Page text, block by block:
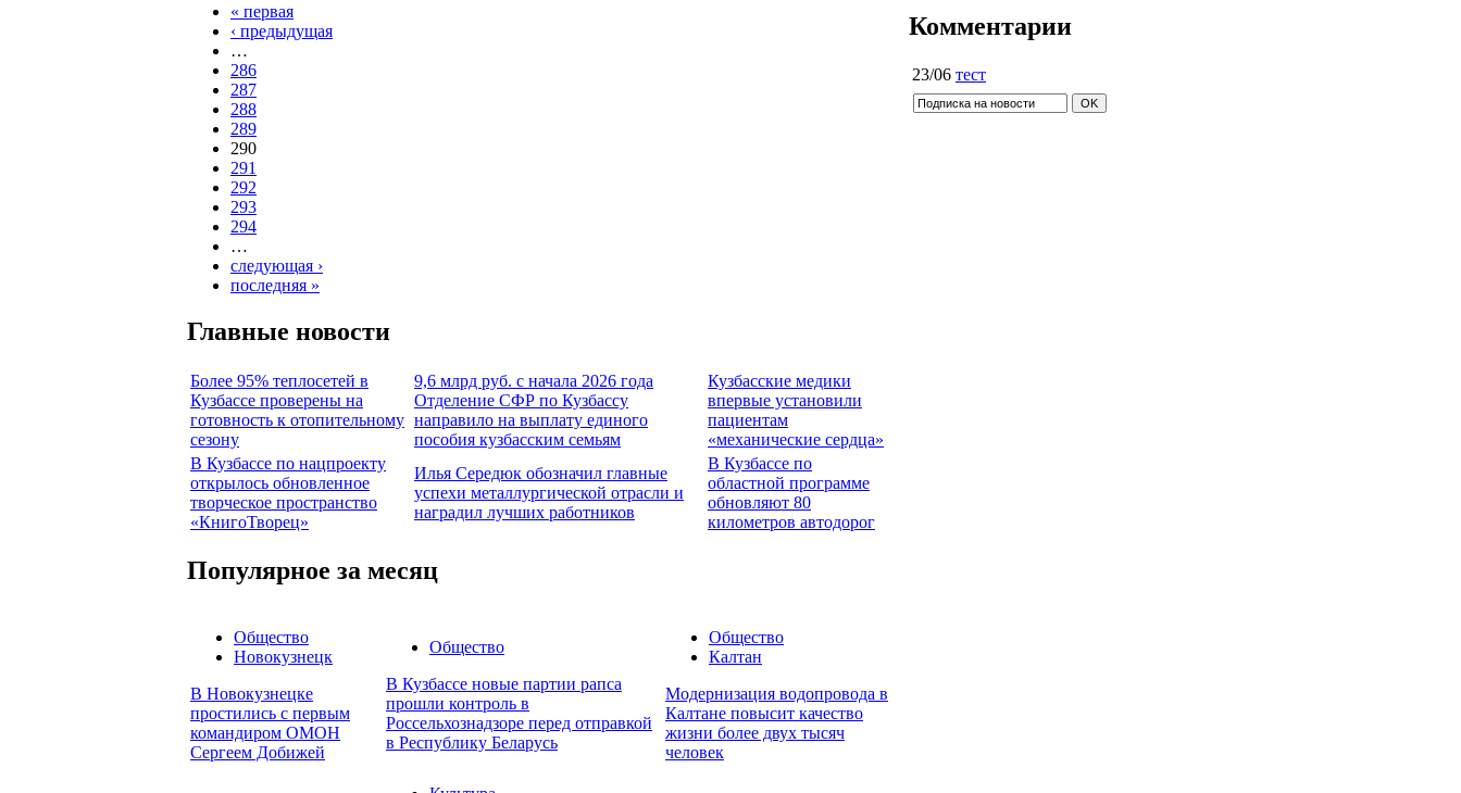
« первая
‹ предыдущая
…
286
287
288
289
290
291
292
293
294
…
следующая ›
последняя »
Главные новости
Более 95% теплосетей в
Кузбассе проверены на
готовность к отопительному
сезону
9,6 млрд руб. с начала 2026 года
Отделение СФР по Кузбассу
направило на выплату единого
пособия кузбасским семьям
Кузбасские медики
впервые установили
пациентам
«механические сердца»
В Кузбассе по нацпроекту
открылось обновленное
творческое пространство
«КнигоТворец»
Илья Середюк обозначил главные
успехи металлургической отрасли и
наградил лучших работников
В Кузбассе по
областной программе
обновляют 80
километров автодорог
Популярное за месяц
Общество
Новокузнецк
В Новокузнецке
простились с первым
командиром ОМОН
Сергеем Добижей
Общество
В Кузбассе новые партии рапса
прошли контроль в
Россельхознадзоре перед отправкой
в Республику Беларусь
Общество
Калтан
Модернизация водопровода в
Калтане повысит качество
жизни более двух тысяч
человек
Комментарии
23/06 тест